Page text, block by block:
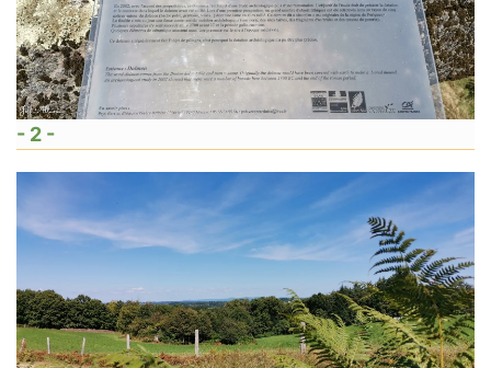
- 2 -